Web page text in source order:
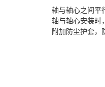
轴与轴心之间平
轴与轴心安装时
附加防尘护套，